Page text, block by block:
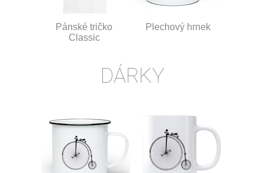
Pánské tričko
Classic
Plechový hrnek
DÁRKY